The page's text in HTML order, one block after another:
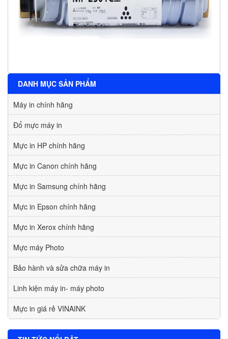
DANH MỤC SẢN PHẨM
Máy in chính hãng
Đổ mực máy in
Mực in HP chính hãng
Mực in Canon chính hãng
Mực in Samsung chính hãng
Mực in Epson chính hãng
Mực in Xerox chính hãng
Mực máy Photo
Bảo hành và sửa chữa máy in
Linh kiện máy in- máy photo
Mực in giá rẻ VINAINK